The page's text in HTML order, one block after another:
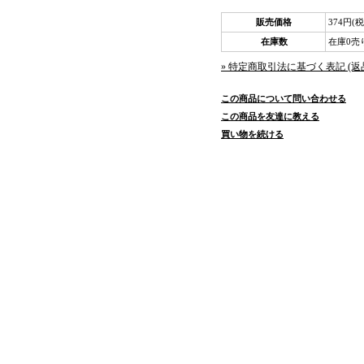
販売価格
374円(
在庫数
在庫0売
» 特定商取引法に基づく表記 (返
この商品について問い合わせる
この商品を友達に教える
買い物を続ける